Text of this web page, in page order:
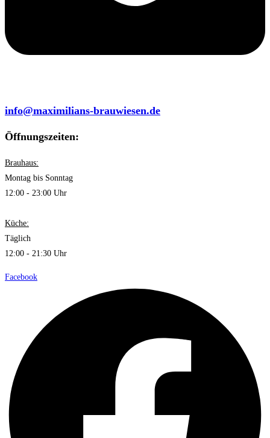
info@maximilians-brauwiesen.de
Öffnungszeiten:
Brauhaus:
Montag bis Sonntag
12:00 - 23:00 Uhr
Küche:
Täglich
12:00 - 21:30 Uhr
Facebook